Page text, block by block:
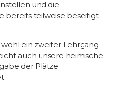
und die
bereits teilweise beseitigt
wohl ein zweiter Lehrgang
auch unsere heimische
der Plätze